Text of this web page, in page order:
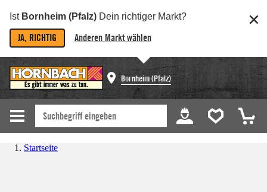
Ist Bornheim (Pfalz) Dein richtiger Markt?
JA, RICHTIG Anderen Markt wählen
Bornheim (Pfalz)
Startseite